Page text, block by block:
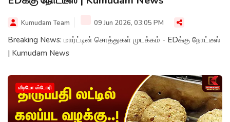
Kumudam Team 09 Jun 2026, 03:05 PM
Breaking News: மார்ட்டின் சொத்துகள் முடக்கம் - EDக்கு நோட்டீஸ்
| Kumudam News
வீடியோ ஸ்டோரி